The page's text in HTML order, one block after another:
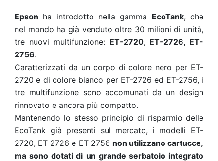
Epson ha introdotto nella gamma EcoTank, che
nel mondo ha già venduto oltre 30 milioni di unità,
tre nuovi multifunzione: ET-2720, ET-2726, ET-
2756.
Caratterizzati da un corpo di colore nero per ET-
2720 e di colore bianco per ET-2726 ed ET-2756, i
tre multifunzione sono accomunati da un design
rinnovato e ancora più compatto.
Mantenendo lo stesso principio di risparmio delle
EcoTank già presenti sul mercato, i modelli ET-
2720, ET-2726 e ET-2756 non utilizzano cartucce,
ma sono dotati di un grande serbatoio integrato